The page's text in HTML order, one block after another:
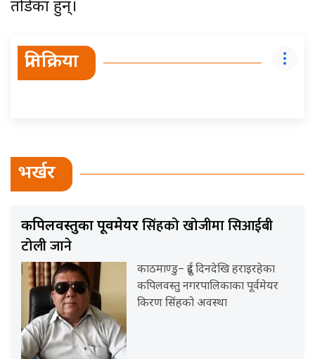
तोडेका हुन्।
प्रतिक्रिया
भर्खर
कपिलवस्तुका पूर्वमेयरसिंहको खोजीमा सिआईबी
टोली जाने
काठमाण्डु– दुई दिनदेखि हराइरहेका
कपिलवस्तु नगरपालिकाका पूर्वमेयर
किरण सिंहको अवस्था